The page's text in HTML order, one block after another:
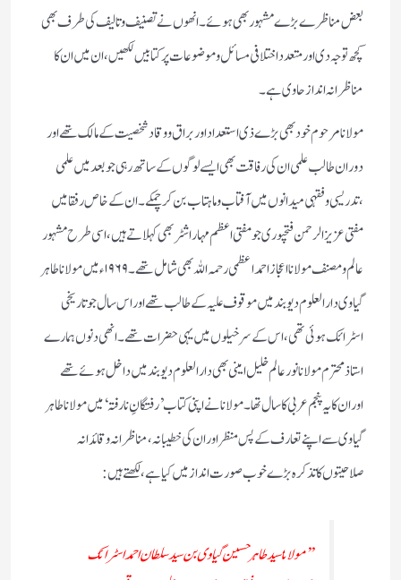
بعض مناظرے بڑے مشہور بھی ہوئے۔انھوں نے تصنیف و تالیف کی طرف بھی
کچھ توجہ دی اور متعدد اختلافی مسائل و موضوعات پر کتابیں لکھیں ، ان میں ان کا
مناظرانہ انداز حاوی ہے۔
مولانا مرحوم خود بھی بڑے ذی استعداد اور براق و وقاد شخصیت کے مالک تھے اور
دوران طالب علمی ان کی رفاقت بھی ایسے لوگوں کے ساتھ رہی جو بعد میں علمی
،تدریسی و فقہی میدانوں میں آفتاب و ماہتاب بن کر چمکے۔ان کے خاص رفقا میں
مفتی عزیز الرحمن فتحپوری جو مفتی اعظم مہاراشٹر بھی کہلاتے ہیں،اسی طرح مشہور
عالم و مصنف مولانا اعجاز احمد اعظمی رحمہ اللہ بھی شامل تھے۔۱۹۶۹ء میں مولانا طاہر
گیاوی دارالعلوم دیوبند میں موقوف علیہ کے طالب تھے اور اس سال جو تاریخی
اسٹرائک ہوئی تھی، اس کے سرخیلوں میں یہی حضرات تھے۔انھی دنوں ہمارے
استاذ محتر م مولانا نورعالم خلیل امینی بھی دارالعلوم دیوبند میں داخل ہوئے تھے
اوران کا یہ پنجم عربی کا سال تھا۔مولانا نے اپنی کتاب’رفتگانِ نارفتہ‘ میں مولانا طاہر
گیاوی سے اپنے تعارف کے پس منظر اور ان کی خطیبانہ، مناظرانہ و قائدانہ
صلاحیتوں کا تذکرہ بڑے خوب صورت انداز میں کیا ہے، لکھتے ہیں:
’’مولانا سید طاہر حسین گیاوی بن سید سلطان احمد اسٹرائک